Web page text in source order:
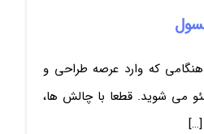
آموزش رفع error 5xx هنگامی که وارد عرصه طراحی و
می شوید. قطعا با چالش ها،
[…]